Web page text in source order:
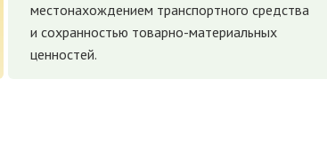
местонахождением транспортного средства
и сохранностью товарно-материальных
ценностей.